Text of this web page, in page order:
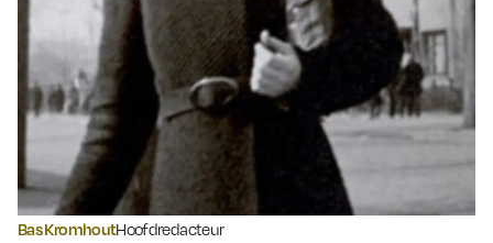
Bas KromhoutHoofdredacteur